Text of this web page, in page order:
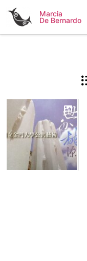
Marcia
De Bernardo